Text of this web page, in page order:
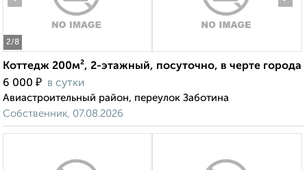
2/8
Коттедж 200м², 2-этажный, посуточно, в черте города
6 000 ₽ в сутки
Авиастроительный район, переулок Заботина
Собственник, 07.08.2026